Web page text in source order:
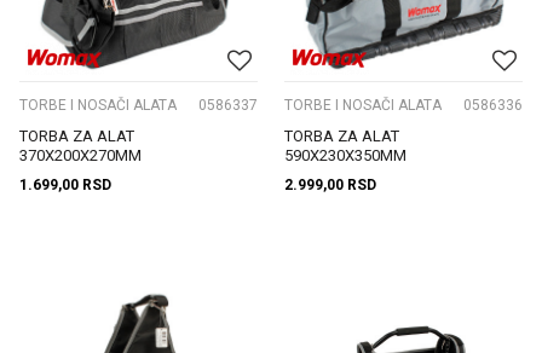
TORBE I NOSAČI ALATA 0586337
TORBA ZA ALAT
370X200X270MM
1.699,00 RSD
TORBE I NOSAČI ALATA 0586336
TORBA ZA ALAT
590X230X350MM
2.999,00 RSD